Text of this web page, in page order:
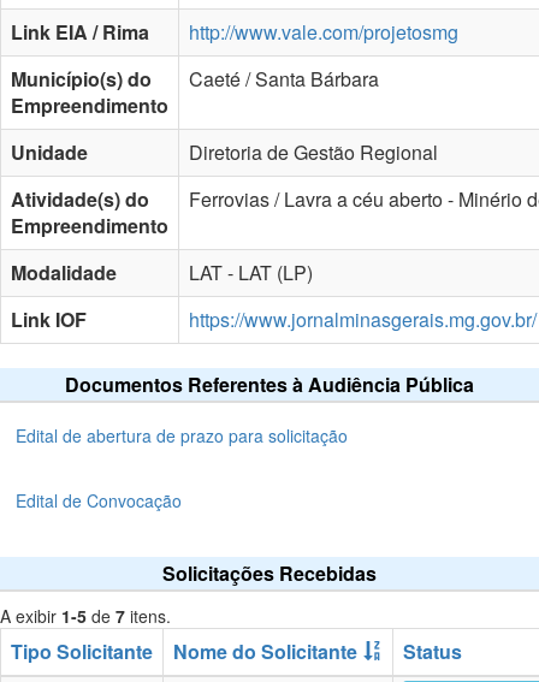
Link EIA / Rima
http://www.vale.com/projetosmg
Município(s) do
Empreendimento
Caeté / Santa Bárbara
Unidade
Diretoria de Gestão Regional
Atividade(s) do
Empreendimento
Ferrovias / Lavra a céu aberto - Minério
Modalidade
LAT - LAT (LP)
Link IOF
https://www.jornalminasgerais.mg.gov.br/
Documentos Referentes à Audiência Pública
Edital de abertura de prazo para solicitação
Edital de Convocação
Solicitações Recebidas
A exibir 1-5 de 7 itens.
Tipo Solicitante Nome do Solicitante
Status